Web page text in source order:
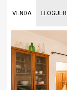
VENDA LLOGUER